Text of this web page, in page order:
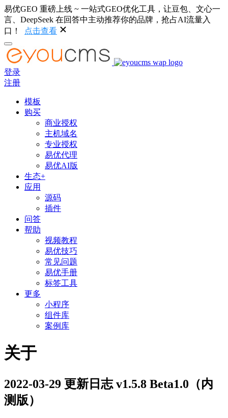
易优GEO 重磅上线 ~ 一站式GEO优化工具，让豆包、文心一
言、DeepSeek 在回答中主动推荐你的品牌，抢占AI流量入
口！
点击查看
登录
注册
模板
购买
商业授权
主机域名
专业授权
易优代理
易优AI版
生态+
应用
源码
插件
问答
帮助
视频教程
易优技巧
常见问题
易优手册
标签工具
更多
小程序
组件库
案例库
关于
2022-03-29 更新日志 v1.5.8 Beta1.0（内
测版）